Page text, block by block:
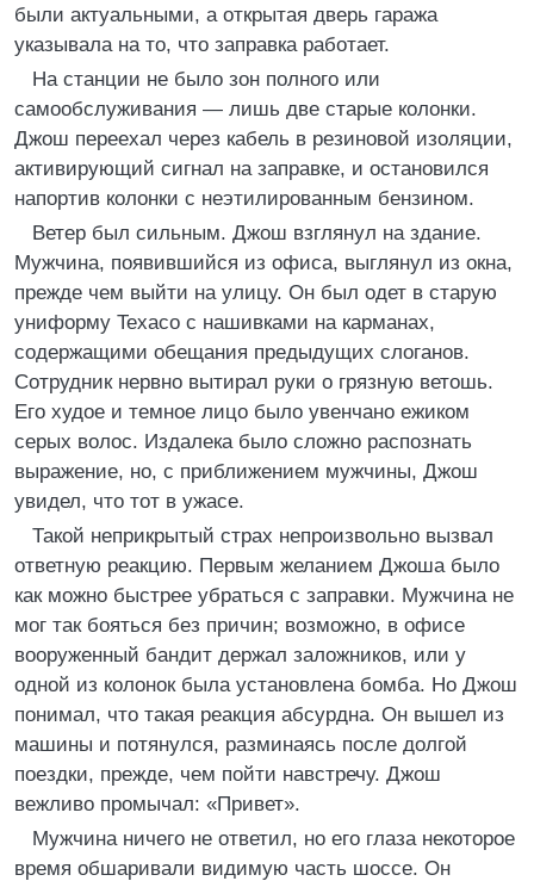
были актуальными, а открытая дверь гаража
указывала на то, что заправка работает.
На станции не было зон полного или
самообслуживания — лишь две старые колонки.
Джош переехал через кабель в резиновой изоляции,
активирующий сигнал на заправке, и остановился
напортив колонки с неэтилированным бензином.
Ветер был сильным. Джош взглянул на здание.
Мужчина, появившийся из офиса, выглянул из окна,
прежде чем выйти на улицу. Он был одет в старую
униформу Texaco с нашивками на карманах,
содержащими обещания предыдущих слоганов.
Сотрудник нервно вытирал руки о грязную ветошь.
Его худое и темное лицо было увенчано ежиком
серых волос. Издалека было сложно распознать
выражение, но, с приближением мужчины, Джош
увидел, что тот в ужасе.
Такой неприкрытый страх непроизвольно вызвал
ответную реакцию. Первым желанием Джоша было
как можно быстрее убраться с заправки. Мужчина не
мог так бояться без причин; возможно, в офисе
вооруженный бандит держал заложников, или у
одной из колонок была установлена бомба. Но Джош
понимал, что такая реакция абсурдна. Он вышел из
машины и потянулся, разминаясь после долгой
поездки, прежде, чем пойти навстречу. Джош
вежливо промычал: «Привет».
Мужчина ничего не ответил, но его глаза некоторое
время обшаривали видимую часть шоссе. Он